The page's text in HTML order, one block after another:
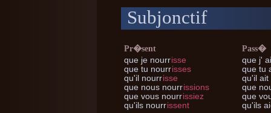
Subjonctif
Pr�sent
que je nourrisse
que tu nourrisses
qu'il nourrisse
que nous nourrissions
que vous nourrissiez
qu'ils nourrissent
Pass�
que j'
que tu
qu'il ait
que
que
qu'ils